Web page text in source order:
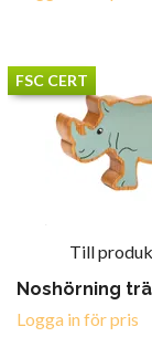
FSC CERT
Till
Noshörning
Logga in för pris